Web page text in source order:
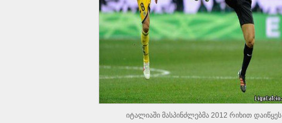
იტალიაში მასპინძლებმა 2012 რიხით დაიწყეს